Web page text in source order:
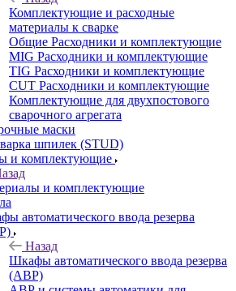
Комплектующие и расходные
материалы к сварке
Общие Расходники и комплектующие
MIG Расходники и комплектующие
TIG Расходники и комплектующие
CUT Расходники и комплектующие
Комплектующие для двухпостового
сварочного агрегата
маски
шпилек (STUD)
и комплектующие
и комплектующие
автоматического ввода резерва
Назад
Шкафы автоматического ввода резерва
(АВР)